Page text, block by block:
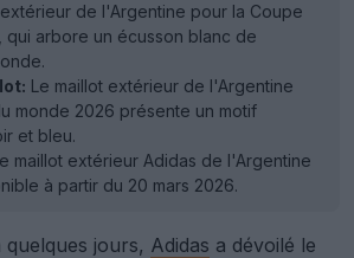
de l'Argentine pour la Coupe
qui arbore un écusson blanc de
Le maillot extérieur de l'Argentine
monde 2026 présente un motif
et bleu.
maillot extérieur Adidas de l'Argentine
à partir du 20 mars 2026.
quelques jours, Adidas a dévoilé le